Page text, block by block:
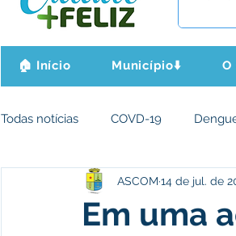
🏠 Início Município⬇️ O
Todas notícias COVD-19
Infraestrutura e Obras
Em uma
ASCOM 14 de jul. de